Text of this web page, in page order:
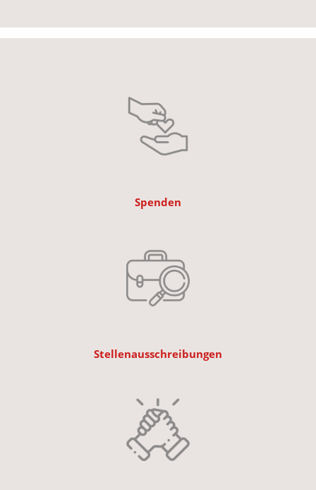
Spenden
Stellenausschreibungen